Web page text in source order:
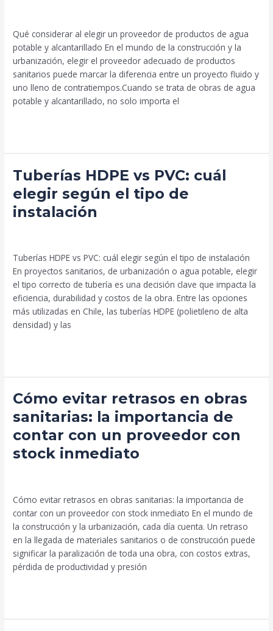
Qué considerar al elegir un proveedor de productos de agua
potable y alcantarillado En el mundo de la construcción y la
urbanización, elegir el proveedor adecuado de productos
sanitarios puede marcar la diferencia entre un proyecto fluido y
uno lleno de contratiempos.Cuando se trata de obras de agua
potable y alcantarillado, no solo importa el
confiable
en
Chile
Tuberías HDPE vs PVC: cuál
elegir según el tipo de
instalación
Tuberías HDPE vs PVC: cuál elegir según el tipo de instalación
En proyectos sanitarios, de urbanización o agua potable, elegir
el tipo correcto de tubería es una decisión clave que impacta la
eficiencia, durabilidad y costos de la obra. Entre las opciones
más utilizadas en Chile, las tuberías HDPE (polietileno de alta
densidad) y las
Tuberías
HDPE
vs
PVC:
según
el
tipo
de
instalación
Cómo evitar retrasos en obras
sanitarias: la importancia de
contar con un proveedor con
stock inmediato
Cómo evitar retrasos en obras sanitarias: la importancia de
contar con un proveedor con stock inmediato En el mundo de
la construcción y la urbanización, cada día cuenta. Un retraso
en la llegada de materiales sanitarios o de construcción puede
significar la paralización de toda una obra, con costos extras,
pérdida de productividad y presión
Cómo
retrasos
en
obras
de
contar
con
un
proveedor
con